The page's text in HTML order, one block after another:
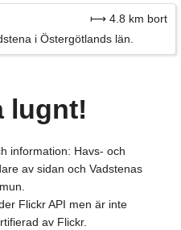
⟼ 4.8 km bort
i Östergötlands län.
lugnt!
information: Havs- och
av sidan och Vadstenas
Flickr API men är inte
av Flickr.